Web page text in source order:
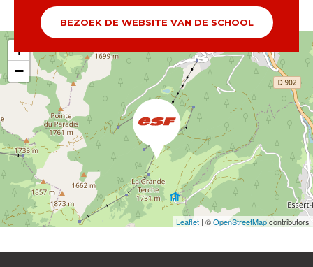
+
−
Leaflet | ©OpenStreetMapcontributors
BEZOEK DE WEBSITE VAN DE SCHOOL